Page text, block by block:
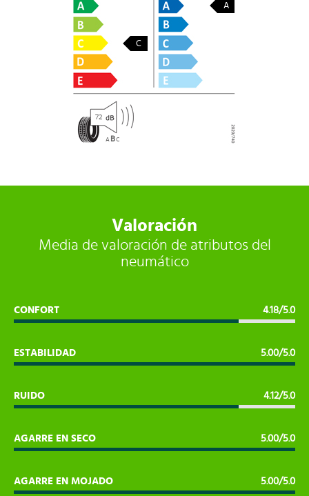
C
A
72
A BC
Valoración
Media de valoración de atributos del
neumático
CONFORT 4.18/5.0
ESTABILIDAD 5.00/5.0
RUIDO 4.12/5.0
AGARRE EN SECO 5.00/5.0
AGARRE EN MOJADO 5.00/5.0